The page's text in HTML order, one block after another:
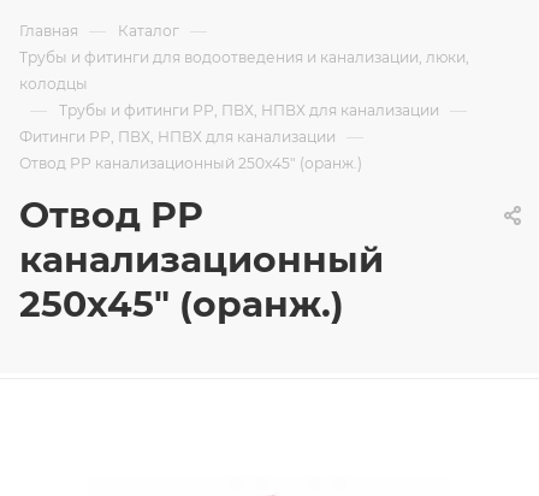
Главная — Каталог —
Трубы и фитинги для водоотведения и канализации, люки,
колодцы
— Трубы и фитинги РР, ПВХ, НПВХ для канализации —
Фитинги РР, ПВХ, НПВХ для канализации —
Отвод РР канализационный 250х45" (оранж.)
Отвод РР
канализационный
250х45" (оранж.)